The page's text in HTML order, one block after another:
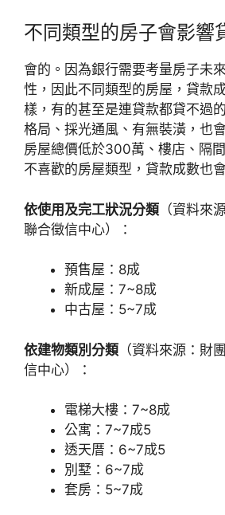
不同類型的房子會影響
會的。因為銀行需要考量房子未
性，因此不同類型的房屋，貸款
樣，有的甚至是連貸款都貸不過
格局、採光通風、有無裝潢，也
房屋總價低於300萬、樓店、隔
不喜歡的房屋類型，貸款成數也
依使用及完工狀況分類 （資料來
聯合徵信中心）：
預售屋：8成
新成屋：7~8成
中古屋：5~7成
依建物類別分類 （資料來源：財
信中心）：
電梯大樓：7~8成
公寓：7~7成5
透天厝：6~7成5
別墅：6~7成
套房：5~7成